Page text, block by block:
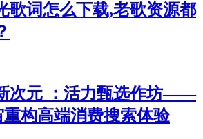
歌词怎么下载,老歌资源都
次元 ：活力甄选作坊——
构高端消费搜索体验